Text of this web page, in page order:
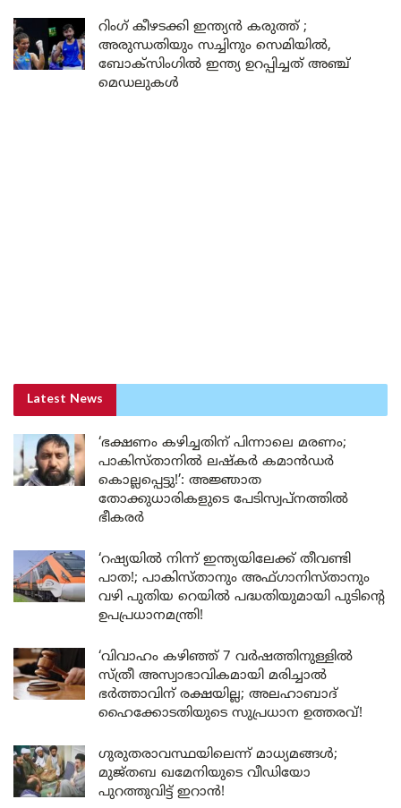
റിംഗ് കീഴടക്കി ഇന്ത്യൻ കരുത്ത് ;
അരുന്ധതിയും സച്ചിനും സെമിയിൽ,
ബോക്സിംഗിൽ ഇന്ത്യ ഉറപ്പിച്ചത് അഞ്ച്
മെഡലുകൾ
Latest News
‘ഭക്ഷണം കഴിച്ചതിന് പിന്നാലെ മരണം;
പാകിസ്താനിൽ ലഷ്കർ കമാൻഡർ
കൊല്ലപ്പെട്ടു!’: അജ്ഞാത
തോക്കുധാരികളുടെ പേടിസ്വപ്നത്തിൽ
ഭീകരർ
‘റഷ്യയിൽ നിന്ന് ഇന്ത്യയിലേക്ക് തീവണ്ടി
പാത!; പാകിസ്താനും അഫ്ഗാനിസ്താനും
വഴി പുതിയ റെയിൽ പദ്ധതിയുമായി പുടിന്റെ
ഉപപ്രധാനമന്ത്രി!
‘വിവാഹം കഴിഞ്ഞ് 7 വർഷത്തിനുള്ളിൽ
സ്ത്രീ അസ്വാഭാവികമായി മരിച്ചാൽ
ഭർത്താവിന് രക്ഷയില്ല; അലഹാബാദ്
ഹൈക്കോടതിയുടെ സുപ്രധാന ഉത്തരവ്!
ഗുരുതരാവസ്ഥയിലെന്ന് മാധ്യമങ്ങൾ;
മുജ്തബ ഖമേനിയുടെ വീഡിയോ
പുറത്തുവിട്ട് ഇറാൻ!